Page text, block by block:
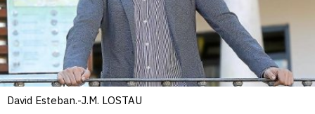
David Esteban.-J.M. LOSTAU